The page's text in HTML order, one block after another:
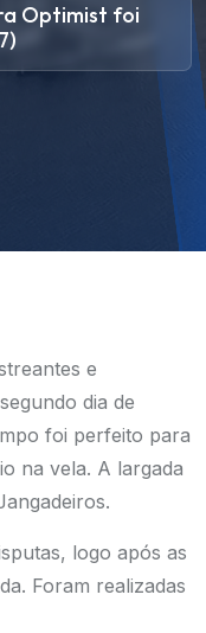
Optimist foi
e
dia de
foi perfeito para
na vela. A largada
logo após as
Foram realizadas